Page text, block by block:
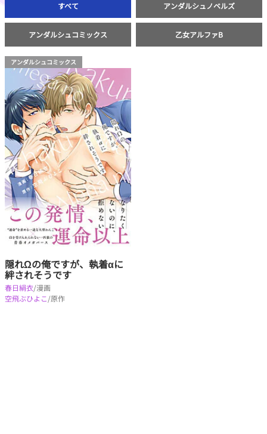
すべて アンダルシュノベルズ
アンダルシュコミックス 乙女アルファB
アンダルシュコミックス
隠れΩの俺ですが、執着αに
絆されそうです
春日絹衣/漫画
空飛ぶひよこ /原作